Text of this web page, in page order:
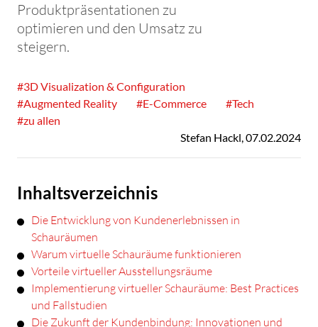
Produktpräsentationen zu
optimieren und den Umsatz zu
steigern.
#3D Visualization & Configuration
#Augmented Reality
#E-Commerce
#Tech
#zu allen
Stefan Hackl,07.02.2024
Inhaltsverzeichnis
Die Entwicklung von Kundenerlebnissen in
Schauräumen
Warum virtuelle Schauräume funktionieren
Vorteile virtueller Ausstellungsräume
Implementierung virtueller Schauräume: Best Practices
und Fallstudien
Die Zukunft der Kundenbindung: Innovationen und